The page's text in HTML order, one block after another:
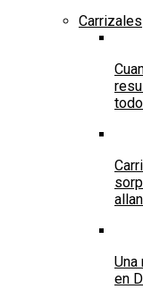
Carrizales
Una
en